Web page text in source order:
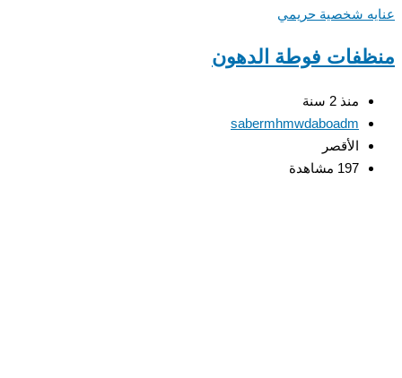
عنايه شخصية حريمي
منظفات فوطة الدهون
منذ 2 سنة
sabermhmwdaboadm
الأقصر
197 مشاهدة